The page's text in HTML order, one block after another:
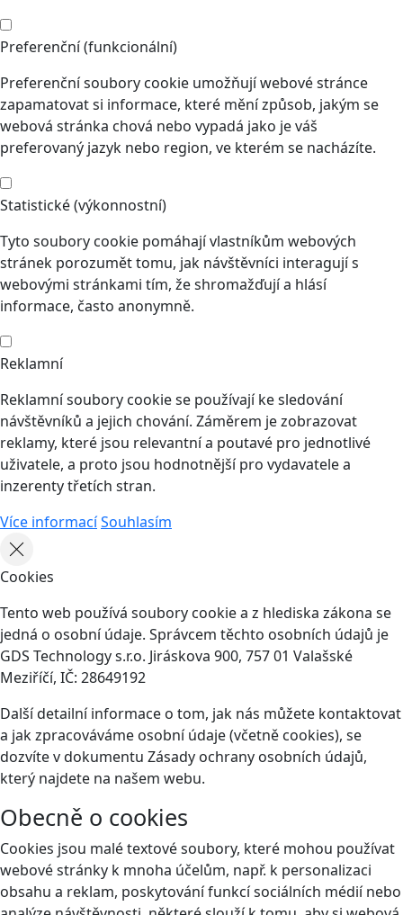
Preferenční (funkcionální)
Preferenční soubory cookie umožňují webové stránce
zapamatovat si informace, které mění způsob, jakým se
webová stránka chová nebo vypadá jako je váš
preferovaný jazyk nebo region, ve kterém se nacházíte.
Statistické (výkonnostní)
Tyto soubory cookie pomáhají vlastníkům webových
stránek porozumět tomu, jak návštěvníci interagují s
webovými stránkami tím, že shromažďují a hlásí
informace, často anonymně.
Reklamní
Reklamní soubory cookie se používají ke sledování
návštěvníků a jejich chování. Záměrem je zobrazovat
reklamy, které jsou relevantní a poutavé pro jednotlivé
uživatele, a proto jsou hodnotnější pro vydavatele a
inzerenty třetích stran.
Více informacíSouhlasím
Cookies
Tento web používá soubory cookie a z hlediska zákona se
jedná o osobní údaje. Správcem těchto osobních údajů je
GDS Technology s.r.o. Jiráskova 900, 757 01 Valašské
Meziříčí, IČ: 28649192
Další detailní informace o tom, jak nás můžete kontaktovat
a jak zpracováváme osobní údaje (včetně cookies), se
dozvíte v dokumentu Zásady ochrany osobních údajů,
který najdete na našem webu.
Obecně o cookies
Cookies jsou malé textové soubory, které mohou používat
webové stránky k mnoha účelům, např. k personalizaci
obsahu a reklam, poskytování funkcí sociálních médií nebo